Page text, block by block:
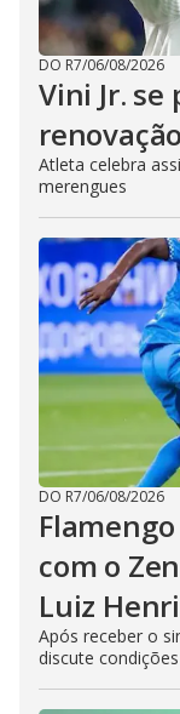
DO R7/06/08/2026
Vini Jr.
Atleta celebra
merengues
DO R7/06/08/2026
com o
Luiz
Após receber o
discute